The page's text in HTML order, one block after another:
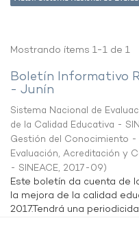
Mostrando ítems 1-1 de 1
Boletín Informativo
- Junín
Sistema Nacional de
de la Calidad Educativa -
Gestión del Conocimiento -
Evaluación, Acreditación y
- SINEACE, 2017-09)
Este boletín da cuenta de
la mejora de la calidad
2017.Tendrá una